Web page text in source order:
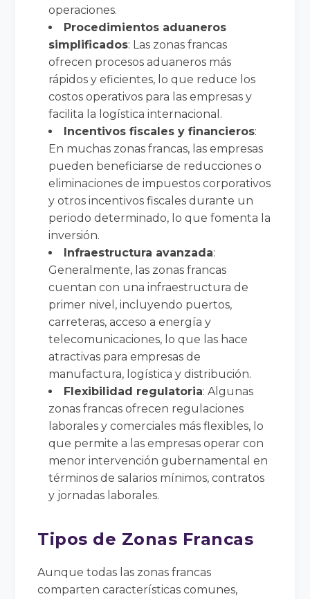
operaciones.
Procedimientos aduaneros
simplificados: Las zonas francas
ofrecen procesos aduaneros más
rápidos y eficientes, lo que reduce los
costos operativos para las empresas y
facilita la logística internacional.
Incentivos fiscales y financieros:
En muchas zonas francas, las empresas
pueden beneficiarse de reducciones o
eliminaciones de impuestos corporativos
y otros incentivos fiscales durante un
periodo determinado, lo que fomenta la
inversión.
Infraestructura avanzada:
Generalmente, las zonas francas
cuentan con una infraestructura de
primer nivel, incluyendo puertos,
carreteras, acceso a energía y
telecomunicaciones, lo que las hace
atractivas para empresas de
manufactura, logística y distribución.
Flexibilidad regulatoria: Algunas
zonas francas ofrecen regulaciones
laborales y comerciales más flexibles, lo
que permite a las empresas operar con
menor intervención gubernamental en
términos de salarios mínimos, contratos
y jornadas laborales.
Tipos de Zonas Francas
Aunque todas las zonas francas
comparten características comunes,